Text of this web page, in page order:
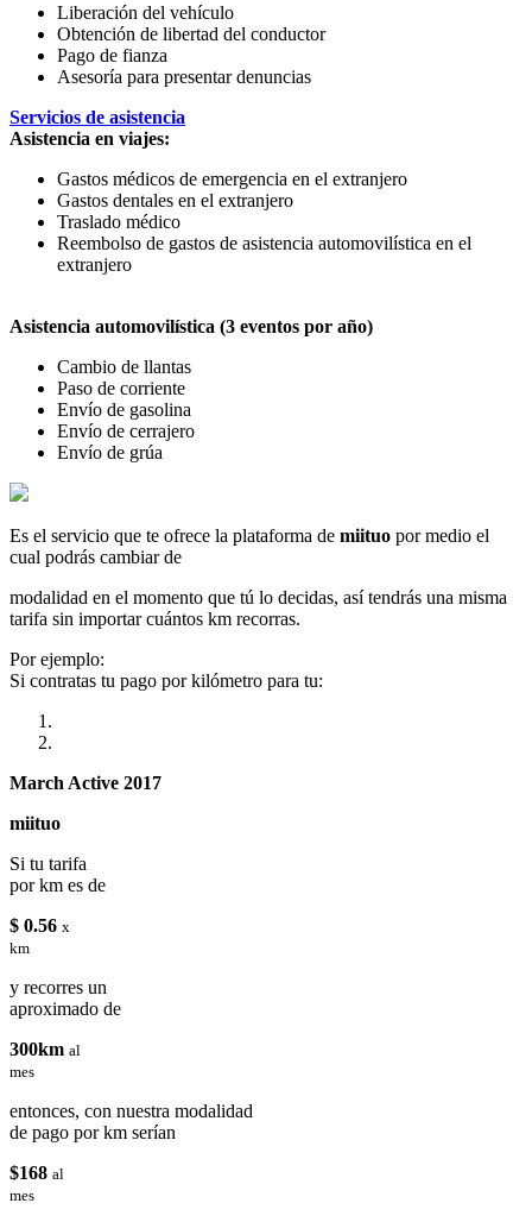
Liberación del vehículo
Obtención de libertad del conductor
Pago de fianza
Asesoría para presentar denuncias
Servicios de asistencia
Asistencia en viajes:
Gastos médicos de emergencia en el extranjero
Gastos dentales en el extranjero
Traslado médico
Reembolso de gastos de asistencia automovilística en el
extranjero
Asistencia automovilística (3 eventos por año)
Cambio de llantas
Paso de corriente
Envío de gasolina
Envío de cerrajero
Envío de grúa
Es el servicio que te ofrece la plataforma de miituo por medio el
cual podrás cambiar de
modalidad en el momento que tú lo decidas, así tendrás una misma
tarifa sin importar cuántos km recorras.
Por ejemplo:
Si contratas tu pago por kilómetro para tu:
March Active 2017
miituo
Si tu tarifa
por km es de
$ 0.56 x
km
y recorres un
aproximado de
300km al
mes
entonces, con nuestra modalidad
de pago por km serían
$168 al
mes